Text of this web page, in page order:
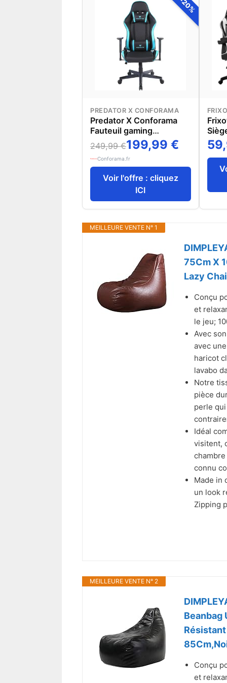
-20%
PREDATOR X CONFORAMA
Predator X Conforama
Fauteuil gaming
PREDATOR ARIES
249,99 €199,99 €
Conforama.fr
Voir l'offre : cliquez
ICI
MEILLEURE VENTE N° 1
75Cm X
Lazy
Conçu
et
le jeu;
Avec
avec
haricot
lavabo
Notre
pièce
perle
Idéal
visitent,
connu
Made in
un look
Zipping
MEILLEURE VENTE N° 2
Beanbag
Conçu
et